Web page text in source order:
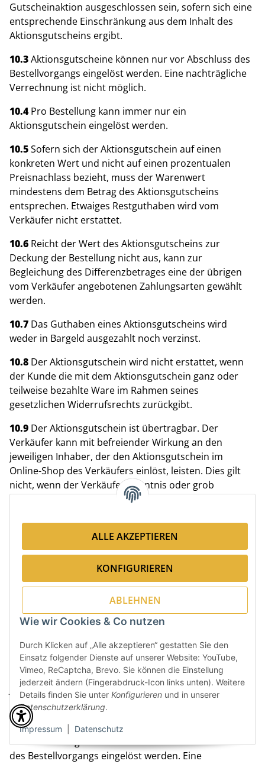
ALLE AKZEPTIEREN
KONFIGURIEREN
ABLEHNEN
Wie wir Cookies & Co nutzen
Durch Klicken auf „Alle akzeptieren“ gestatten Sie den
Einsatz folgender Dienste auf unserer Website: YouTube,
Vimeo, ReCaptcha, Brevo. Sie können die Einstellung
jederzeit ändern (Fingerabdruck-Icon links unten). Weitere
Details finden Sie unter Konfigurieren und in unserer
Datenschutzerklärung.
Impressum Datenschutz
Gutscheinaktion ausgeschlossen sein, sofern sich eine
entsprechende Einschränkung aus dem Inhalt des
Aktionsgutscheins ergibt.
10.3Aktionsgutscheine können nur vor Abschluss des
Bestellvorgangs eingelöst werden. Eine nachträgliche
Verrechnung ist nicht möglich.
10.4Pro Bestellung kann immer nur ein
Aktionsgutschein eingelöst werden.
10.5Sofern sich der Aktionsgutschein auf einen
konkreten Wert und nicht auf einen prozentualen
Preisnachlass bezieht, muss der Warenwert
mindestens dem Betrag des Aktionsgutscheins
entsprechen. Etwaiges Restguthaben wird vom
Verkäufer nicht erstattet.
10.6 Reicht der Wert des Aktionsgutscheins zur
Deckung der Bestellung nicht aus, kann zur
Begleichung des Differenzbetrages eine der übrigen
vom Verkäufer angebotenen Zahlungsarten gewählt
werden.
10.7 Das Guthaben eines Aktionsgutscheins wird
weder in Bargeld ausgezahlt noch verzinst.
10.8 Der Aktionsgutschein wird nicht erstattet, wenn
der Kunde die mit dem Aktionsgutschein ganz oder
teilweise bezahlte Ware im Rahmen seines
gesetzlichen Widerrufsrechts zurückgibt.
10.9 Der Aktionsgutschein ist übertragbar. Der
Verkäufer kann mit befreiender Wirkung an den
jeweiligen Inhaber, der den Aktionsgutschein im
Online-Shop des Verkäufers einlöst, leisten. Dies gilt
nicht, wenn der Verkäufer Kenntnis oder grob
fahrlässige Unkenntnis von der Nichtberechtigung, der
Vertretungsberechtigung des jeweiligen Inhabers hat.
11) Einlösung von Geschenkgutscheinen
11.1Gutscheine, die über den Online-Shop des
Verkäufers käuflich erworben werden können
(nachfolgend "Geschenkgutscheine"), können nur im
Online-Shop des Verkäufers eingelöst werden, sofern
11.2Geschenkgutscheine und Restguthaben von
Geschenkgutscheinen sind bis zum Ende des dritten
Jahres nach dem Jahr des Gutscheinkaufs einlösbar.
Restguthaben werden dem Kunden bis zum
Ablaufdatum gutgeschrieben.
11.3Geschenkgutscheine können nur vor Abschluss
des Bestellvorgangs eingelöst werden. Eine